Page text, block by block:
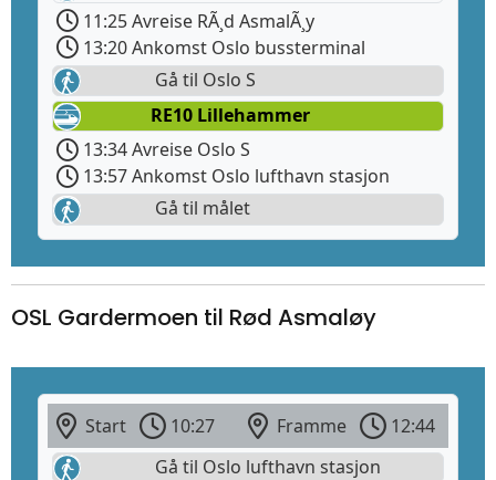
11:25 Avreise RÃ¸d AsmalÃ¸y
13:20 Ankomst Oslo bussterminal
Gå til Oslo S
RE10 Lillehammer
13:34 Avreise Oslo S
13:57 Ankomst Oslo lufthavn stasjon
Gå til målet
OSL Gardermoen til Rød Asmaløy
Start 10:27 Framme
12:44
Gå til Oslo lufthavn stasjon